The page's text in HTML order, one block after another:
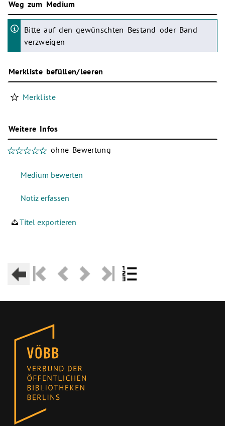
Weg zum Medium
Bitte auf den gewünschten Bestand oder Band
verzweigen
Merkliste befüllen/leeren
Merkliste
Weitere Infos
ohne Bewertung
Titel exportieren